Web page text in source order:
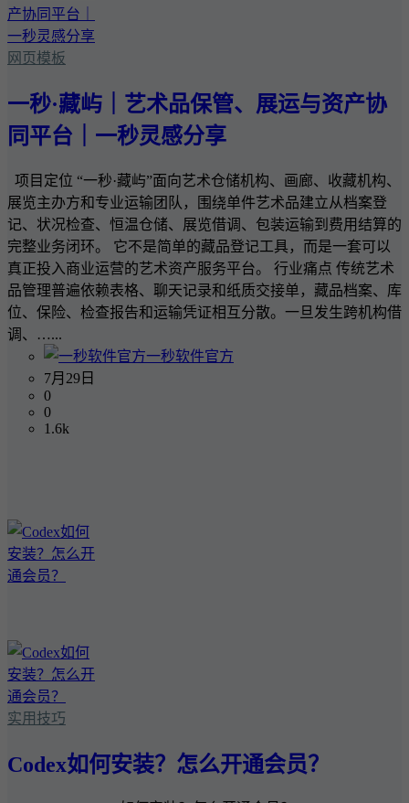
网页模板
一秒·藏屿｜艺术品保管、展运与资产协
同平台｜一秒灵感分享
项目定位 “一秒·藏屿”面向艺术仓储机构、画廊、收藏机构、
展览主办方和专业运输团队，围绕单件艺术品建立从档案登
记、状况检查、恒温仓储、展览借调、包装运输到费用结算的
完整业务闭环。 它不是简单的藏品登记工具，而是一套可以
真正投入商业运营的艺术资产服务平台。 行业痛点 传统艺术
品管理普遍依赖表格、聊天记录和纸质交接单，藏品档案、库
位、保险、检查报告和运输凭证相互分散。一旦发生跨机构借
调、…...
一秒软件官方
7月29日
0
0
1.6k
实用技巧
Codex如何安装？怎么开通会员？